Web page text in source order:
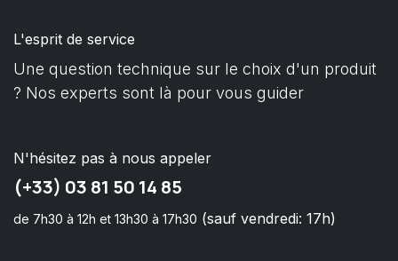
L'esprit de service
Une question technique sur le choix d'un produit
? Nos experts sont là pour vous guider
N'hésitez pas à nous appeler
(+33) 03 81 50 14 85
de 7h30 à 12h et 13h30 à 17h30 (sauf vendredi: 17h)